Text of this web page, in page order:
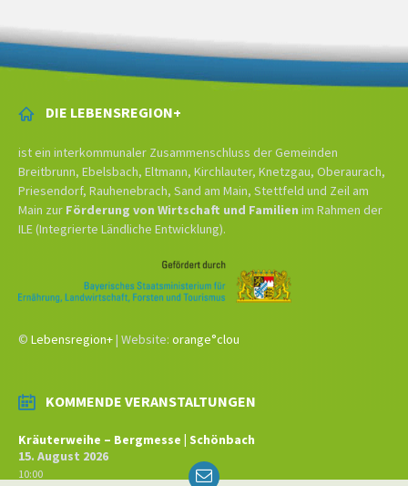
DIE LEBENSREGION+
ist ein interkommunaler Zusammenschluss der Gemeinden
Breitbrunn, Ebelsbach, Eltmann, Kirchlauter, Knetzgau, Oberaurach,
Priesendorf, Rauhenebrach, Sand am Main, Stettfeld und Zeil am
Main zur Förderung von Wirtschaft und Familien im Rahmen der
ILE (Integrierte Ländliche Entwicklung).
© Lebensregion+| Website: orange°clou
KOMMENDE VERANSTALTUNGEN
Kräuterweihe – Bergmesse | Schönbach
15. August 2026
10:00 Email